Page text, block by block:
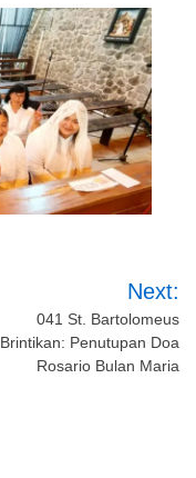
Next:
041 St. Bartolomeus
Brintikan: Penutupan Doa
Rosario Bulan Maria